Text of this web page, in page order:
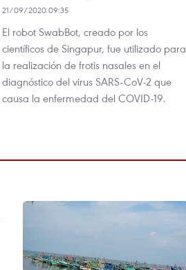
21/09/2020 09:35
El robot SwabBot, creado por los
científicos de Singapur, fue utilizado para
la realización de frotis nasales en el
diagnóstico del virus SARS-CoV-2 que
causa la enfermedad del COVID-19.